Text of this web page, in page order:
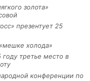
золота»
презентует 25
холода»
году третье место в
конференции по